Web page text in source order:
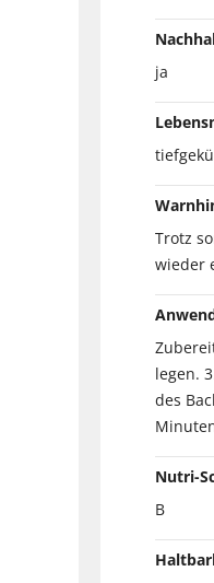
ja
Trotz
wieder
legen.
des
Nutri-
B